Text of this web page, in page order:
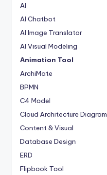
AI
AI Chatbot
AI Image Translator
AI Visual Modeling
Animation Tool
ArchiMate
BPMN
C4 Model
Cloud Architecture Diagram
Content & Visual
Database Design
ERD
Flipbook Tool